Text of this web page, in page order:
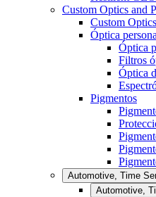
Custom Optics and
Custom
Óptica
Óptica
Filtros
Óptica
Pigmentos
Automotive, Time
Automotive,